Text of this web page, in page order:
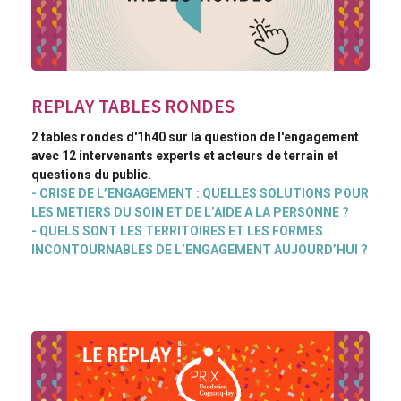
REPLAY TABLES RONDES
2 tables rondes d'1h40 sur la question de l'engagement
avec 12 intervenants experts et acteurs de terrain et
questions du public.
- CRISE DE L’ENGAGEMENT : QUELLES SOLUTIONS POUR
LES METIERS DU SOIN ET DE L’AIDE A LA PERSONNE ?
- QUELS SONT LES TERRITOIRES ET LES FORMES
INCONTOURNABLES DE L’ENGAGEMENT AUJOURD’HUI ?